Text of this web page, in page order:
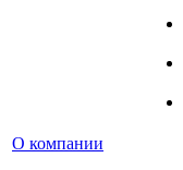
О компании